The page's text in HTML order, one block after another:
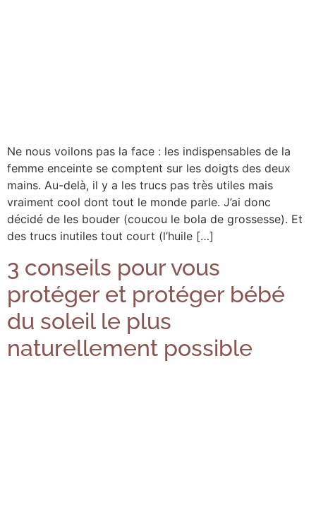
Ne nous voilons pas la face : les indispensables de la
femme enceinte se comptent sur les doigts des deux
mains. Au-delà, il y a les trucs pas très utiles mais
vraiment cool dont tout le monde parle. J’ai donc
décidé de les bouder (coucou le bola de grossesse). Et
des trucs inutiles tout court (l’huile […]
3 conseils pour vous
protéger et protéger bébé
du soleil le plus
naturellement possible